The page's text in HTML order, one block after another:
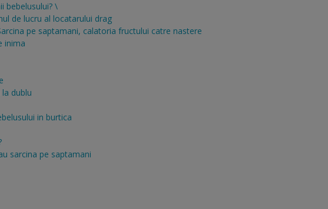
bebelusului? \
de lucru al locatarului drag
pe saptamani, calatoria fructului catre nastere
inima
dublu
in burtica
sarcina pe saptamani